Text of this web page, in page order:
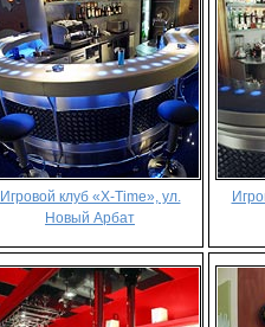
Игровой клуб «X-Time», ул.
Новый Арбат